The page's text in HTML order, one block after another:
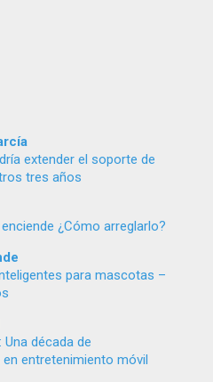
extender el soporte de
tres años
¿Cómo arreglarlo?
para mascotas –
Una década de
entretenimiento móvil